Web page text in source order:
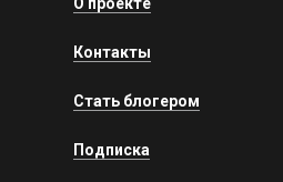
Контакты
Стать блогером
Подписка